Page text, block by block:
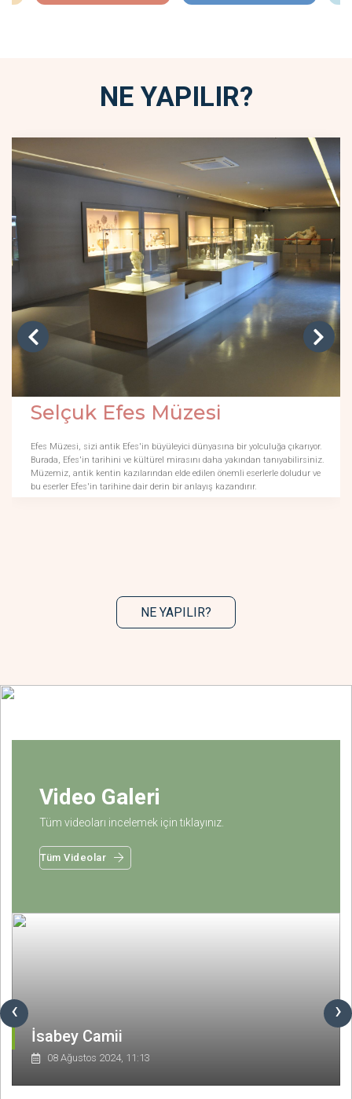
NE YAPILIR?
Selçuk Efes Müzesi
Efes Müzesi, sizi antik Efes'in büyüleyici dünyasına bir yolculuğa çıkarıyor.
Burada, Efes'in tarihini ve kültürel mirasını daha yakından tanıyabilirsiniz.
Müzemiz, antik kentin kazılarından elde edilen önemli eserlerle doludur ve
bu eserler Efes'in tarihine dair derin bir anlayış kazandırır.
NE YAPILIR?
Video Galeri
Tüm videoları incelemek için tıklayınız.
Tüm Videolar
‹ ›
İsabey Camii
08 Ağustos 2024, 11:13